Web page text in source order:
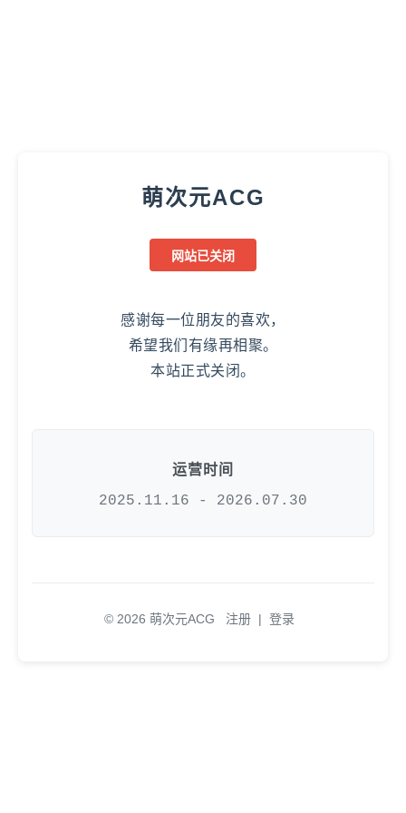
萌次元ACG
网站已关闭
感谢每一位朋友的喜欢，
希望我们有缘再相聚。
本站正式关闭。
运营时间
2025.11.16 - 2026.07.30
© 2026 萌次元ACG 注册 | 登录